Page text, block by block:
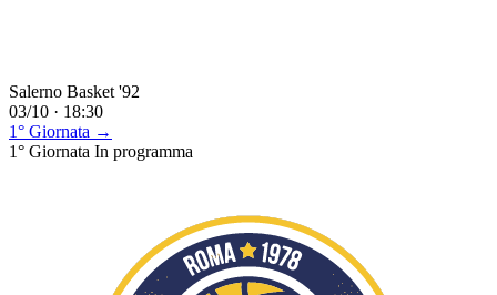
Salerno Basket '92
03/10 · 18:30
1° Giornata →
1° Giornata In programma